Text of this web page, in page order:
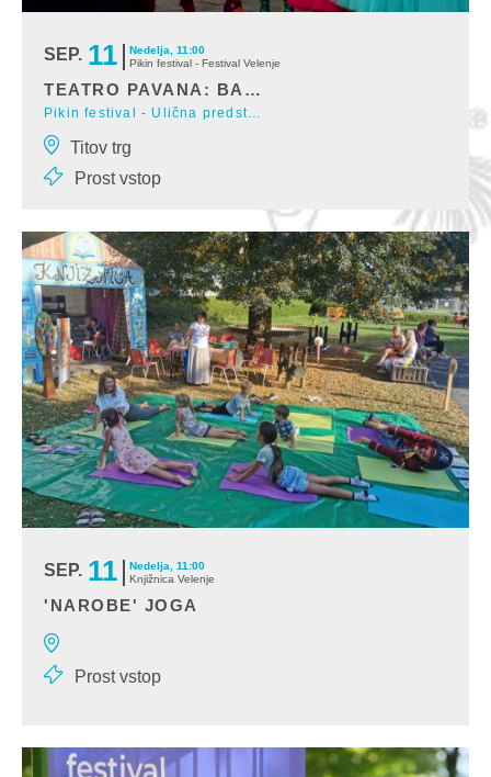
SEP. 11
Nedelja, 11:00
Pikin festival - Festival Velenje
TEATRO PAVANA: BALERINE
Pikin festival - Ulična predstava
Iz katerega čudovitega baleta so zbežali naši plesalci? Ko balerine
izvajajo piruete, ob tem kot na
Titov trg
Prost vstop
SEP. 11
Nedelja, 11:00
Knjižnica Velenje
'NAROBE' JOGA
Družinska joga je prav posebno doživetje, saj se lahko vsa družina
ob izvajanju različnih asan povež
Prost vstop